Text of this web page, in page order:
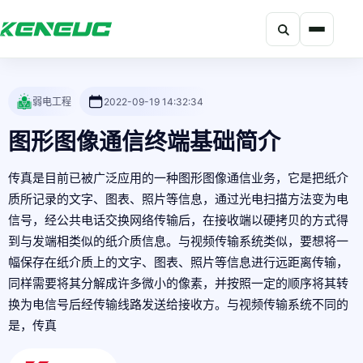
搜索
弱电工程 2022-09-19 14:32:34
图形图像通信终端基础简介
传真是目前已被广泛应用的一种图形图像通信业务，它是把纸介
质所记录的文字、图表、照片等信息，通过光电扫描方法变为电
信号，经公共电话交换网络传输后，在接收端以硬拷贝的方式得
到与发端相类似的纸介质信息。与视频传输系统类似，要想将一
幅保存在纸介质上的文字、图表、照片等信息进行远距离传输，
同样需要将其分解成许多微小的像素，并按照一定的顺序将其转
换为电信号后经传输线路发送给接收方。与视频传输系统不同的
是，传真